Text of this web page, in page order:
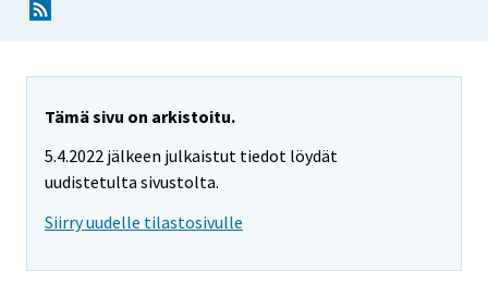
Tämä sivu on arkistoitu.
5.4.2022 jälkeen julkaistut tiedot löydät
uudistetulta sivustolta.
Siirry uudelle tilastosivulle